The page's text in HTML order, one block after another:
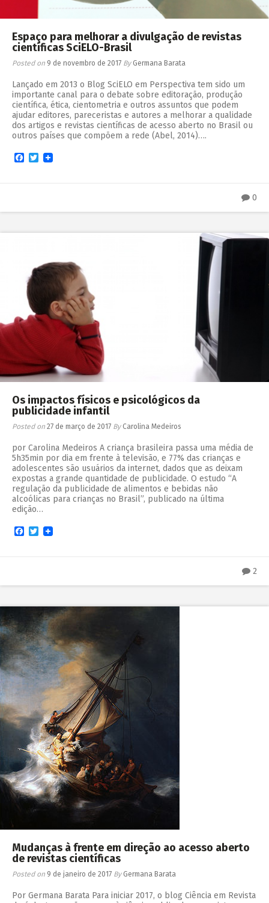
Espaço para melhorar a divulgação de revistas
científicas SciELO-Brasil
Posted on 9 de novembro de 2017 ByGermana Barata
Lançado em 2013 o Blog SciELO em Perspectiva tem sido um
importante canal para o debate sobre editoração, produção
científica, ética, cientometria e outros assuntos que podem
ajudar editores, pareceristas e autores a melhorar a qualidade
dos artigos e revistas científicas de acesso aberto no Brasil ou
outros países que compõem a rede (Abel, 2014)….
Facebook
Twitter
0
Os impactos físicos e psicológicos da
publicidade infantil
Posted on 27 de março de 2017 ByCarolina Medeiros
por Carolina Medeiros A criança brasileira passa uma média de
5h35min por dia em frente à televisão, e 77% das crianças e
adolescentes são usuários da internet, dados que as deixam
expostas a grande quantidade de publicidade. O estudo “A
regulação da publicidade de alimentos e bebidas não
alcoólicas para crianças no Brasil”, publicado na última
edição…
Facebook
Twitter
2
Mudanças à frente em direção ao acesso aberto
de revistas científicas
Posted on 9 de janeiro de 2017 ByGermana Barata
Por Germana Barata Para iniciar 2017, o blog Ciência em Revista